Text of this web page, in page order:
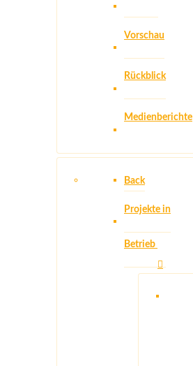
Vorschau
Rückblick
Medienberichte
Back
Projekte in
Betrieb